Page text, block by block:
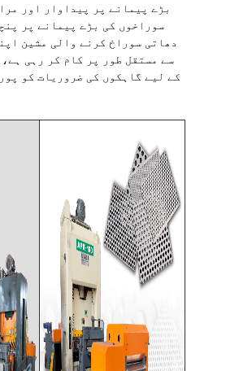
بڑے پیمانے پر پیداوار اور
دھاتی سوراخ کرنے والی مشین
سے مستقل طور پر کام کر رہی
کے لیے گاہکوں کی ضروریات کو